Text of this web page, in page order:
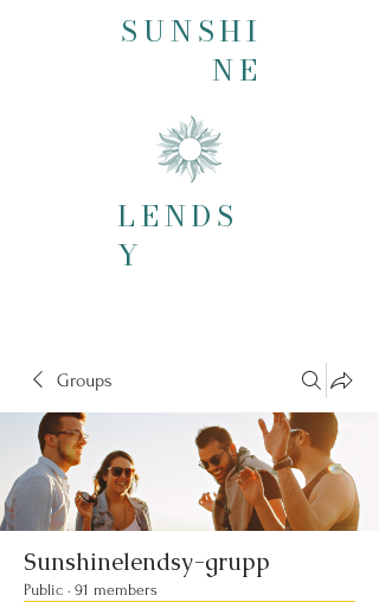
SUNSHI
NE
LENDS
Y
Groups
Sunshinelendsy-grupp
Public · 91 members